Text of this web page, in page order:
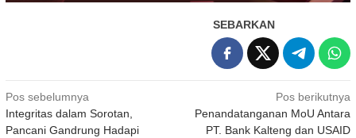
SEBARKAN
Navigasi
pos
Pos sebelumnya
Integritas dalam Sorotan,
Pancani Gandrung Hadapi
Pos berikutnya
Penandatanganan MoU Antara
PT. Bank Kalteng dan USAID